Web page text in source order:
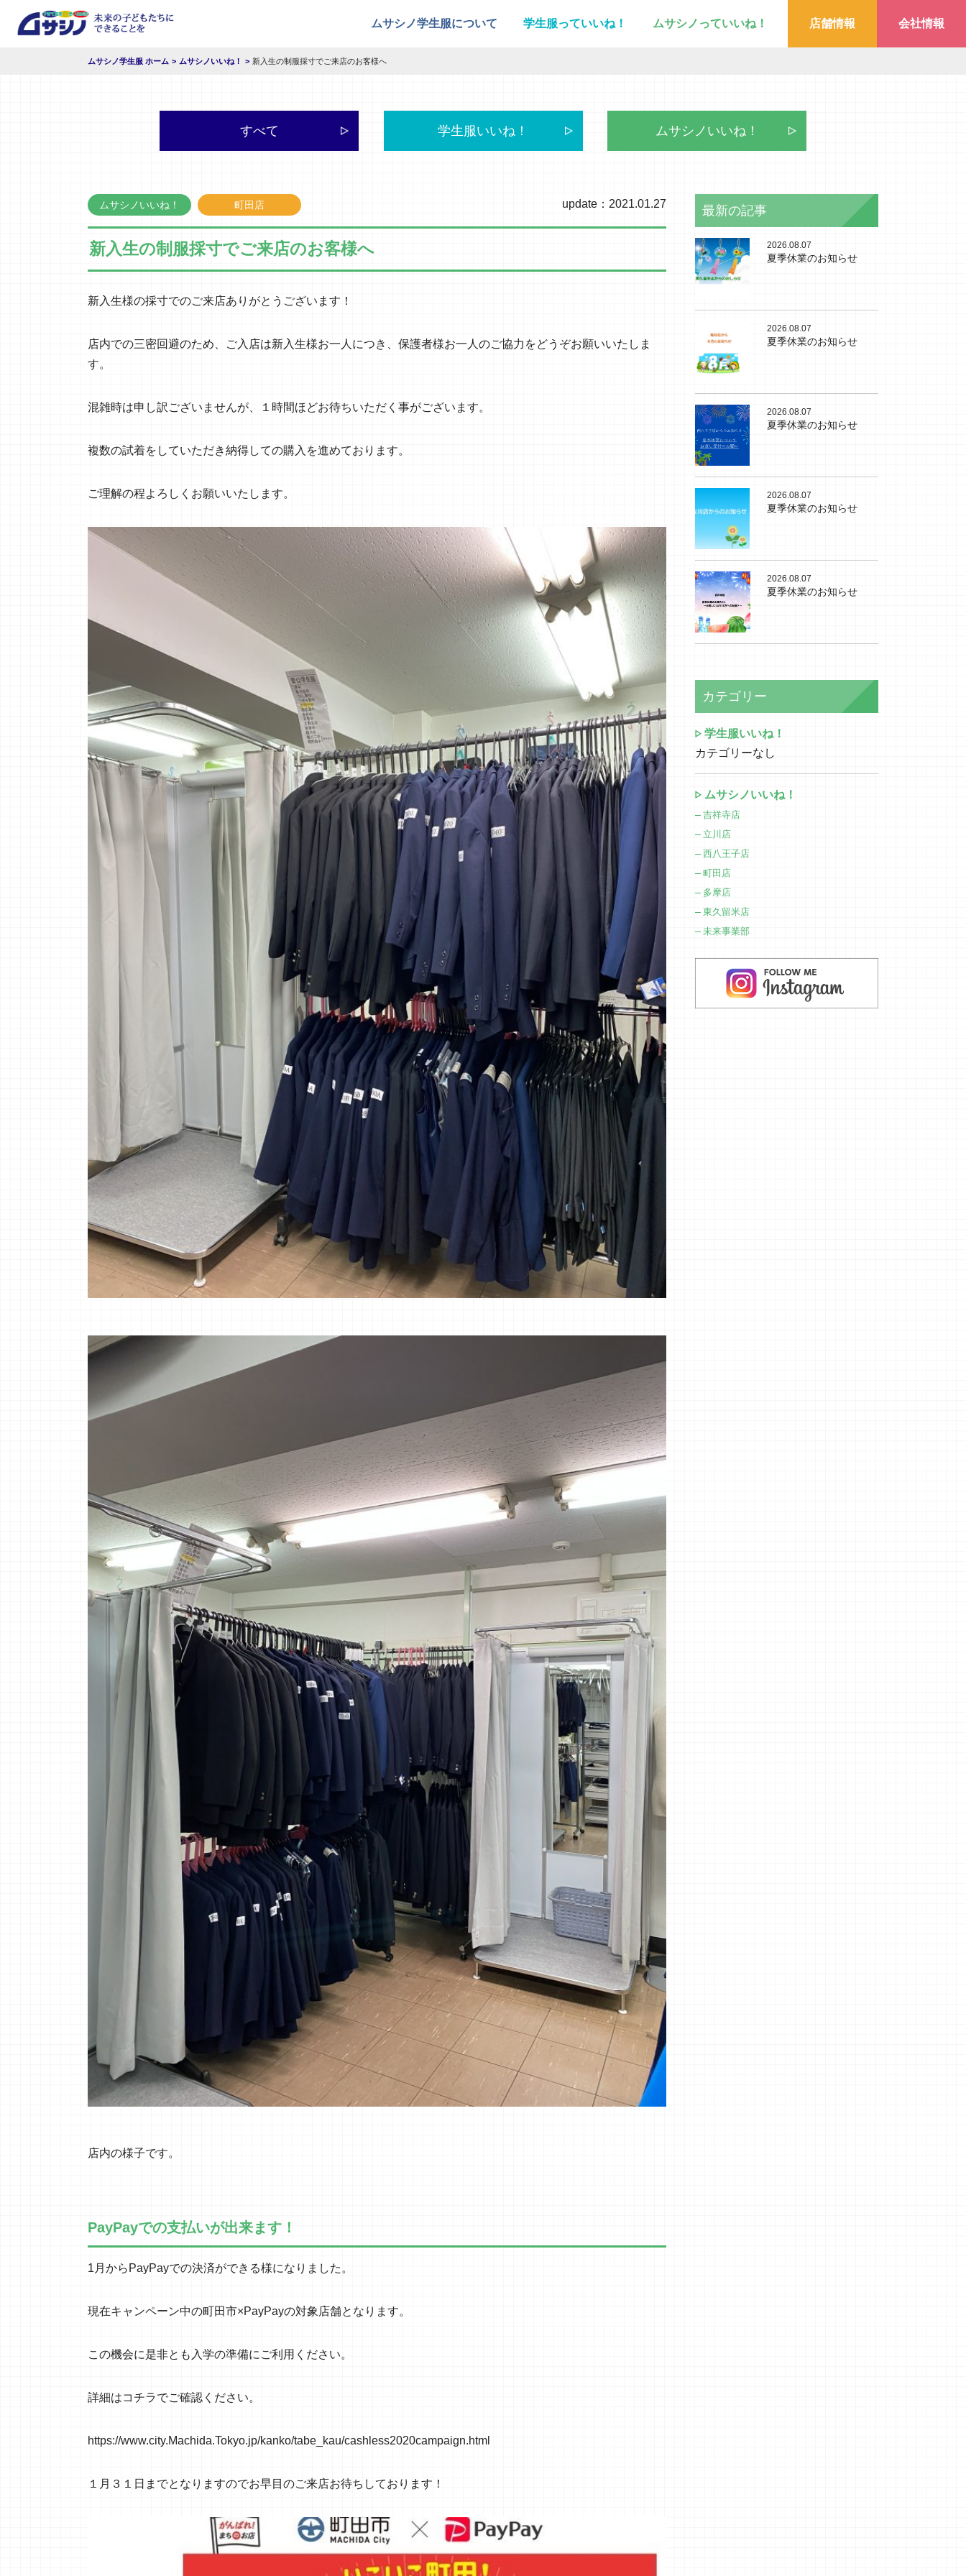
ムサシノ学生服について 学生服っていいね！ ムサシノっていいね！ 店舗情報 会社情報
ムサシノ学生服 ホーム ムサシノいいね！ 新入生の制服採寸でご来店のお客様へ
すべて 学生服いいね！ ムサシノいいね！
ムサシノいいね！ 町田店 update：2021.01.27
新入生の制服採寸でご来店のお客様へ
新入生様の採寸でのご来店ありがとうございます！
店内での三密回避のため、ご入店は新入生様お一人につき、保護者様お一人のご協力をどうぞお願いいたしま
す。
混雑時は申し訳ございませんが、１時間ほどお待ちいただく事がございます。
複数の試着をしていただき納得しての購入を進めております。
ご理解の程よろしくお願いいたします。
店内の様子です。
PayPayでの支払いが出来ます！
1月からPayPayでの決済ができる様になりました。
現在キャンペーン中の町田市×PayPayの対象店舗となります。
この機会に是非とも入学の準備にご利用ください。
詳細はコチラでご確認ください。
https://www.city.Machida.Tokyo.jp/kanko/tabe_kau/cashless2020campaign.html
１月３１日までとなりますのでお早目のご来店お待ちしております！
最新の記事
2026.08.07
夏季休業のお知らせ
2026.08.07
夏季休業のお知らせ
2026.08.07
夏季休業のお知らせ
2026.08.07
夏季休業のお知らせ
2026.08.07
夏季休業のお知らせ
カテゴリー
学生服いいね！
カテゴリーなし
ムサシノいいね！
吉祥寺店
立川店
西八王子店
町田店
多摩店
東久留米店
未来事業部